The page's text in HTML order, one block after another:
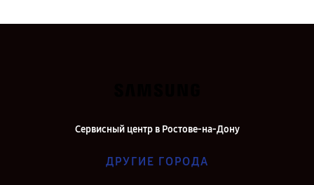
Сервисный центр в Ростове-на-Дону
ДРУГИЕ ГОРОДА